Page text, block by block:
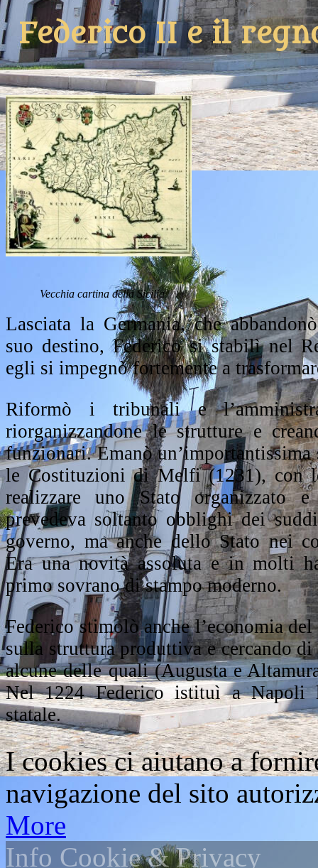
Federico II e il
Vecchia cartina della Sicilia
Lasciata la Germania, che
suo destino, Federico si stabilì nel
egli si impegnò fortemente a
Riformò i tribunali e
riorganizzandone le strutture e
funzionari. Emanò
le Costituzioni di Melfi (1231), con
realizzare uno Stato organizzato
prevedeva soltanto obblighi dei
governo, ma anche dello Stato nei
Era una novità assoluta e in molti
primo sovrano di stampo moderno.
Federico stimolò anche l’economia
sulla struttura produttiva e cercando
alcune delle quali (Augusta e
Nel 1224 Federico istituì a Napoli
statale.
I cookies ci aiutano a
navigazione del sito
More
Info Cookie & Privacy